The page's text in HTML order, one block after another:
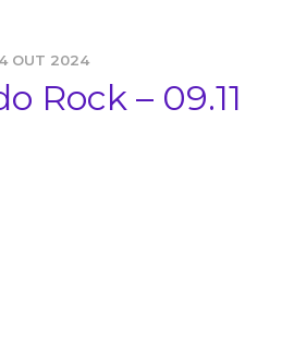
OUT 2024
Rock – 09.11